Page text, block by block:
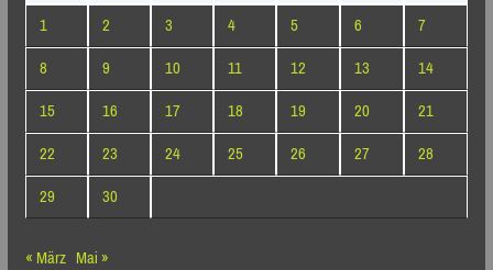
1
2 3 4 5 6
7
8
9 10 11 12 13
14
15
16 17 18 19 20
21
22
23 24 25 26 27
28
29
30
« März Mai »